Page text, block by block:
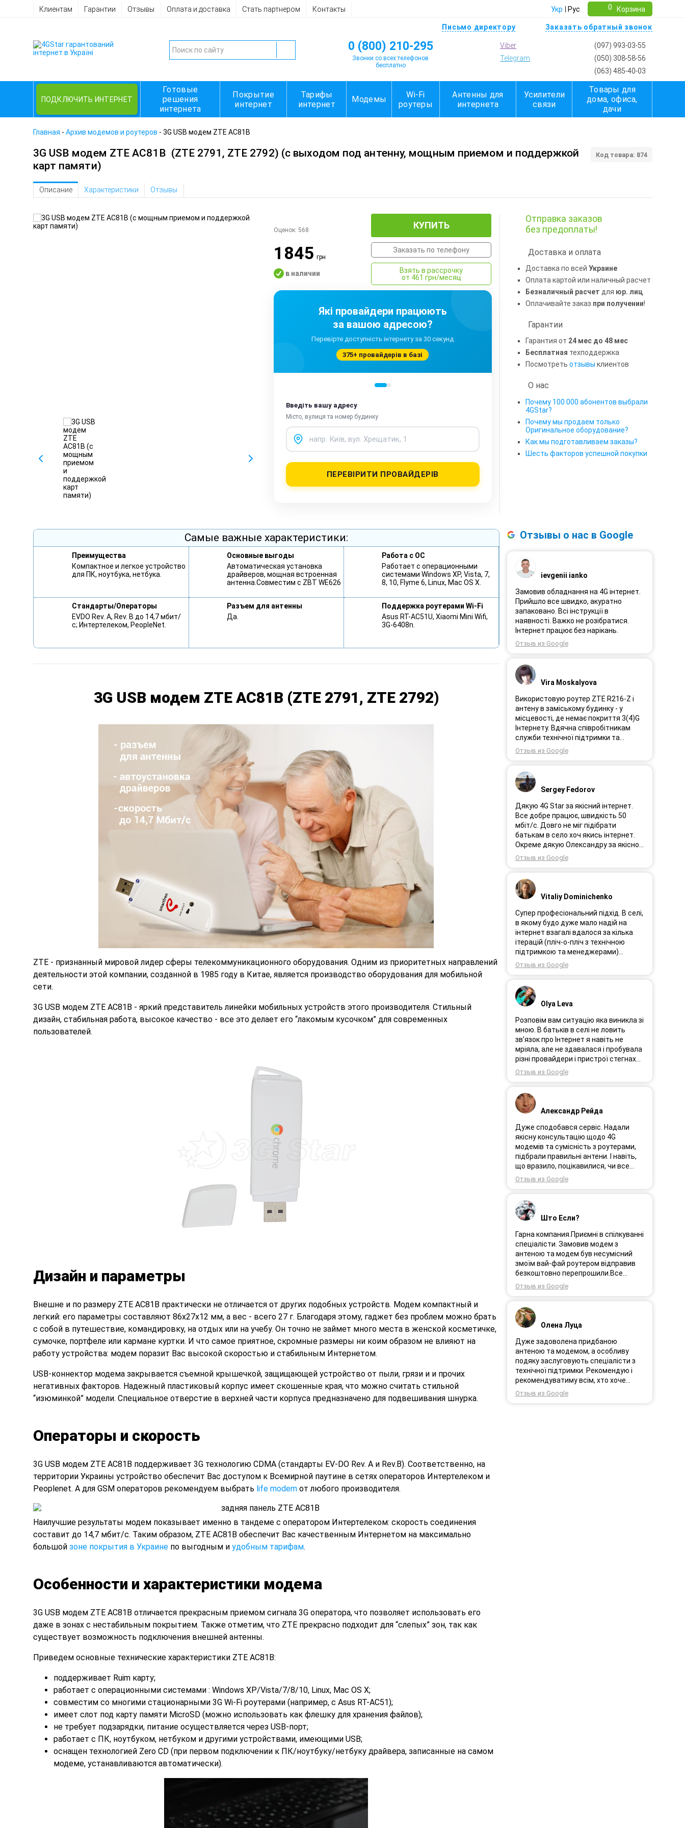
Клиентам Гарантии Отзывы Оплата и доставка Стать партнером Контакты Укр Рус 0 Корзина
Письмо директору Заказать обратный звонок
0 (800) 210-295
Звонки со всех телефонов
бесплатно
Viber
Telegram
(097) 993-03-55
(050) 308-58-56
(063) 485-40-03
ПОДКЛЮЧИТЬ ИНТЕРНЕТ
Готовые
решения
интернета
Покрытие
интернет
Тарифы
интернет
Модемы
Wi-Fi
роутеры
Антенны для
интернета
Усилители
связи
Товары для
дома, офиса,
дачи
Главная - Архив модемов и роутеров - 3G USB модем ZTE AC81B
3G USB модем ZTE AC81B (ZTE 2791, ZTE 2792) (с выходом под антенну, мощным приемом и поддержкой
карт памяти)
Код товара: 874
Описание Характеристики Отзывы
Оценок: 568
1845грн
в наличии
КУПИТЬ
Заказать по телефону
Взять в рассрочку
от 461 грн/месяц
Які провайдери працюють
за вашою адресою?
Перевірте доступність інтернету за 30 секунд
375+ провайдерів в базі
Введіть вашу адресу
Місто, вулиця та номер будинку
ПЕРЕВІРИТИ ПРОВАЙДЕРІВ
Отправка заказов
без предоплаты!
Доставка и оплата
Доставка по всей Украине
Оплата картой или наличный расчет
Безналичный расчет для юр. лиц
Оплачивайте заказ при получении!
Гарантии
Гарантия от 24 мес до 48 мес
Бесплатная техподдержка
Посмотреть отзывы клиентов
О нас
Почему 100 000 абонентов выбрали
4GStar?
Почему мы продаем только
Оригинальное оборудование?
Как мы подготавливаем заказы?
Шесть факторов успешной покупки
Самые важные характеристики:
Преимущества
Компактное и легкое устройство
для ПК, ноутбука, нетбука.
Основные выгоды
Автоматическая установка
драйверов, мощная встроенная
антенна.Совместим с ZBT WE626
Работа с ОС
Работает с операционными
системами Windows XP, Vista, 7,
8, 10, Flyme 6, Linux, Mac OS X.
Стандарты/Операторы
EVDO Rev. A, Rev. B до 14,7 мбит/
с; Интертелеком, PeopleNet.
Разъем для антенны
Да.
Поддержка роутерами Wi-Fi
Asus RT-AC51U, Xiaomi Mini Wifi,
3G-6408n.
3G USB модем ZTE AC81B (ZTE 2791, ZTE 2792)
ZTE - признанный мировой лидер сферы телекоммуникационного оборудования. Одним из приоритетных направлений
деятельности этой компании, созданной в 1985 году в Китае, является производство оборудования для мобильной
сети.
3G USB модем ZTE AC81B - яркий представитель линейки мобильных устройств этого производителя. Стильный
дизайн, стабильная работа, высокое качество - все это делает его “лакомым кусочком” для современных
пользователей.
Дизайн и параметры
Внешне и по размеру ZTE AC81B практически не отличается от других подобных устройств. Модем компактный и
легкий: его параметры составляют 86x27x12 мм, а вес - всего 27 г. Благодаря этому, гаджет без проблем можно брать
с собой в путешествие, командировку, на отдых или на учебу. Он точно не займет много места в женской косметичке,
сумочке, портфеле или кармане куртки. И что самое приятное, скромные размеры ни коим образом не влияют на
работу устройства: модем поразит Вас высокой скоростью и стабильным Интернетом.
USB-коннектормодема закрывается съемной крышечкой, защищающей устройство от пыли, грязи и и прочих
негативных факторов. Надежный пластиковый корпус имеет скошенные края, что можно считать стильной
“изюминкой” модели. Специальное отверстие в верхней части корпуса предназначено для подвешивания шнурка.
Операторы и скорость
3G USB модем ZTE AC81B поддерживает 3G технологию CDMA (стандарты EV-DO Rev. A и Rev.B). Соответственно, на
территории Украины устройство обеспечит Вас доступом к Всемирной паутине в сетях операторов Интертелеком и
Peoplenet. А для GSM операторов рекомендуем выбрать life modemот любого производителя.
Наилучшие результаты модем показывает именно в тандеме с оператором Интертелеком: скорость соединения
составит до 14,7 мбит/с. Таким образом, ZTE AC81B обеспечит Вас качественным Интернетом на максимально
большой зоне покрытия в Украинепо выгодным и удобным тарифам.
Особенности и характеристики модема
3G USB модем ZTE AC81B отличается прекрасным приемом сигнала 3G оператора, что позволяет использовать его
даже в зонах с нестабильным покрытием. Также отметим, что ZTE прекрасно подходит для “слепых” зон, так как
существует возможность подключения внешней антенны.
Приведем основные технические характеристики ZTE AC81B:
поддерживает Ruim карту;
работает с операционными системами : Windows XP/Vista/7/8/10, Linux, Mac OS X;
совместим со многими стационарными 3G Wi-Fi роутерами (например, с Asus RT-AC51);
имеет слот под карту памяти MicroSD (можно использовать как флешку для хранения файлов);
не требует подзарядки, питание осуществляется через USB-порт;
работает с ПК, ноутбуком, нетбуком и другими устройствами, имеющими USB;
оснащен технологией Zero CD (при первом подключении к ПК/ноутбуку/нетбуку драйвера, записанные на самом
модеме, устанавливаются автоматически).
Отзывы о нас в Google
ievgenii ianko
Замовив обладнання на 4G інтернет.
Прийшло все швидко, акуратно
запаковано. Всі інструкції в
наявності. Важко не розібратися.
Інтернет працює без нарікань.
Отзыв из Google
Vira Moskalyova
Використовую роутер ZTE R216-Z і
антену в заміському будинку - у
місцевості, де немає покриття 3(4)G
Інтернету. Вдячна співробітникам
служби технічної підтримки та
інженерам за професійне і швидке
сервісне обслуговування, ремонт і
роки після покупки я не шкодую про
прийняте тоді рішення придбати
обладнання в компанії 3G star (зараз
4G star).
Отзыв из Google
Sergey Fedorov
Дякую 4G Star за якісний інтернет.
Все добре працює, швидкість 50
мбіт/с. Довго не міг підібрати
батькам в село хоч якись інтернет.
Окреме дякую Олександру за якісно
підібране обладнання!
Отзыв из Google
Vitaliy Dominichenko
Супер професіональний підхід. В селі,
в якому будо дуже мало надій на
інтернет взагалі вдалося за кілька
ітерацій (пліч-о-пліч з технічною
підтримкою та менеджерами)
досягнути нереальної швидкості в
~20МБіт/с. Можна мріяти про більше,
результат, так як перші спроби
впиралися в максимум 4-5 МБіт/с.
Спробували усіх можливих
операторів, обертав десятки разів
антену, змінили один раз модем з
невеликою доплатою і вдалося
неможливе :) Дякую вам! Безумовно
вдячний і радий знайомству.
Отзыв из Google
Olya Leva
Розповім вам ситуацію яка виникла зі
мною. В батьків в селі не ловить
зв’язок про Інтернет я навіть не
мріяла, але не здавалася і пробувала
різні провайдери і пристрої стегнах
був дуже слабким або взагалі
відсутній. І ось я в Інтернеті побачила
підкорило це тестовий період 1 міс, я
вирішила спробувати ще раз.
Надіслала заявку зімною зв’язалася
менеджер Олеся дуже привітна
дівчина розповіла все детально і
порадила хороший пристрій.
Замовлення прийшло через день і я
поїхала встановлювати інтернет.
Олеся була на зв’язоку і все
допомагала. І ось інтернет працює як
вмісті все супер. Я дуже задоволена.
Дякую менеджеру Олесі яка
турботу. Дякую. Рекомендую .
Отзыв из Google
Александр Рейда
Дуже сподобався сервіс. Надали
якісну консультацію щодо 4G
модемів та сумісність з роутерами,
підбрали правильні антени. І навіть,
що вразило, поцікавилися, чи все
гаразд після впровадження
обладнання в експлуатацію та чи
Дуже рекомендую!
Отзыв из Google
Што Если?
Гарна компания.Приємні в спілкуванні
спеціалісти. Замовив модем з
антеною та модем був несумісний
змоїм вай-фай роутером відправив
безкоштовно перепрошили.Все
працює.
Отзыв из Google
Олена Луца
Дуже задоволена придбаною
антеною та модемом, а особливу
подяку заслуговують спеціалісти з
технічної підтримки. Рекомендую і
рекомендуватиму всім, хто хоче
користуватись безпровідним
Отзыв из Google